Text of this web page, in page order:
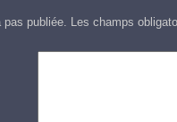
pas publiée. Les champs